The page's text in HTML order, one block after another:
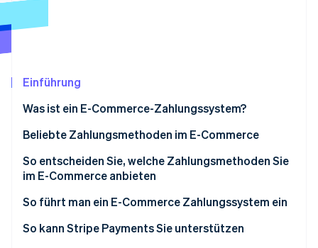
Betrugsprävention
Atlas
Online-Identitätsprüfung
Erfahren Sie, wie Stripe Lösungen für die
Einführung
Was ist ein E-Commerce-Zahlungssystem?
Beliebte Zahlungsmethoden im E-Commerce
So entscheiden Sie, welche Zahlungsmethoden Sie
im E-Commerce anbieten
So führt man ein E-Commerce Zahlungssystem ein
Wählen Sie einen Zahlungsdienstleister
So kann Stripe Payments Sie unterstützen